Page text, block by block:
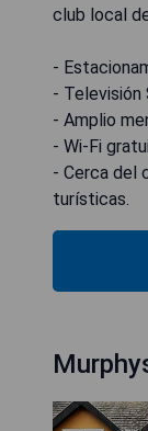
club local
-
- Televisión
- Amplio
- Wi-Fi
- Cerca del
turísticas.